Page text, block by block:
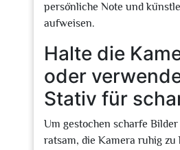
persönliche Note und
aufweisen.
Halte die
oder
Stativ für
Um gestochen scharfe
ratsam, die Kamera ruhig zu